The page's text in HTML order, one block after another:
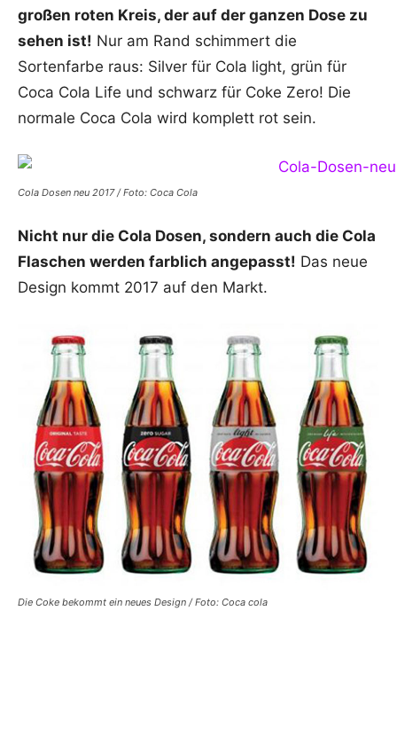
großen roten Kreis, der auf der ganzen Dose zu
sehen ist! Nur am Rand schimmert die
Sortenfarbe raus: Silver für Cola light, grün für
Coca Cola Life und schwarz für Coke Zero! Die
normale Coca Cola wird komplett rot sein.
Cola Dosen neu 2017 / Foto: Coca Cola
Nicht nur die Cola Dosen, sondern auch die Cola
Flaschen werden farblich angepasst! Das neue
Design kommt 2017 auf den Markt.
Die Coke bekommt ein neues Design / Foto: Coca cola